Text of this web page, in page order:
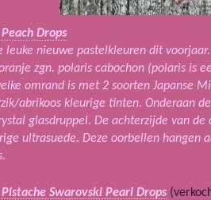
Drops
leuke nieuwe pastelkleuren dit
zgn. polaris cabochon (polaris is
omrand is met 2 soorten Japanse
abrikoos kleurige tinten. Onderaan
glasdruppel. De achterzijde van
ultrasuede. Deze oorbellen hangen
Swarovski Pearl Drops